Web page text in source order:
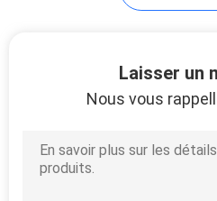
Laisser un
Nous vous